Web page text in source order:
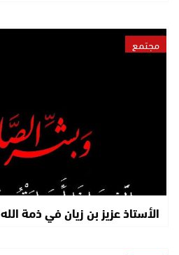
مجتمع
الأستاذ عزيز بن زيان في ذمة الله